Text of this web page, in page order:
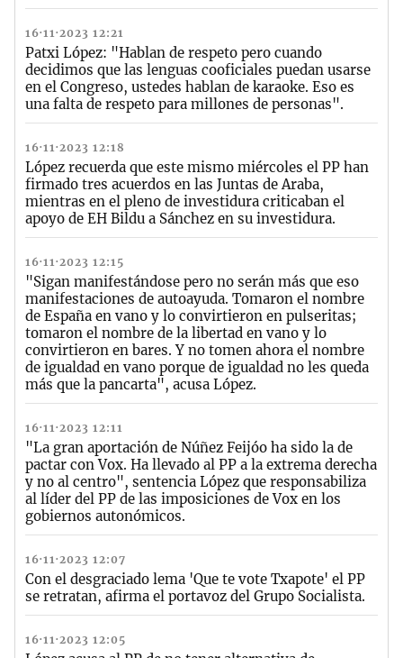
16·11·2023 12:21
Patxi López: "Hablan de respeto pero cuando
decidimos que las lenguas cooficiales puedan usarse
en el Congreso, ustedes hablan de karaoke. Eso es
una falta de respeto para millones de personas".
16·11·2023 12:18
López recuerda que este mismo miércoles el PP han
firmado tres acuerdos en las Juntas de Araba,
mientras en el pleno de investidura criticaban el
apoyo de EH Bildu a Sánchez en su investidura.
16·11·2023 12:15
"Sigan manifestándose pero no serán más que eso
manifestaciones de autoayuda. Tomaron el nombre
de España en vano y lo convirtieron en pulseritas;
tomaron el nombre de la libertad en vano y lo
convirtieron en bares. Y no tomen ahora el nombre
de igualdad en vano porque de igualdad no les queda
más que la pancarta", acusa López.
16·11·2023 12:11
"La gran aportación de Núñez Feijóo ha sido la de
pactar con Vox. Ha llevado al PP a la extrema derecha
y no al centro", sentencia López que responsabiliza
al líder del PP de las imposiciones de Vox en los
gobiernos autonómicos.
16·11·2023 12:07
Con el desgraciado lema 'Que te vote Txapote' el PP
se retratan, afirma el portavoz del Grupo Socialista.
16·11·2023 12:05